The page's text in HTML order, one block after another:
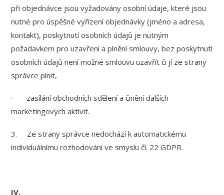
při objednávce jsou vyžadovány osobní údaje, které jsou
nutné pro úspěšné vyřízení objednávky (jméno a adresa,
kontakt), poskytnutí osobních údajů je nutným
požadavkem pro uzavření a plnění smlouvy, bez poskytnutí
osobních údajů není možné smlouvu uzavřít či jí ze strany
správce plnit,
· zasílání obchodních sdělení a činění dalších
marketingových aktivit.
3. Ze strany správce nedochází k automatickému
individuálnímu rozhodování ve smyslu čl. 22 GDPR.
IV.